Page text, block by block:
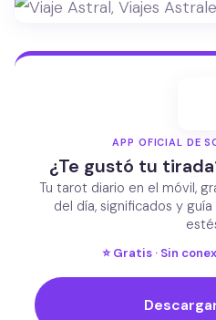
APP OFICIAL DE
¿Te gustó tu
Tu tarot diario en el móvil,
del día, significados y
⭐ Gratis · Sin